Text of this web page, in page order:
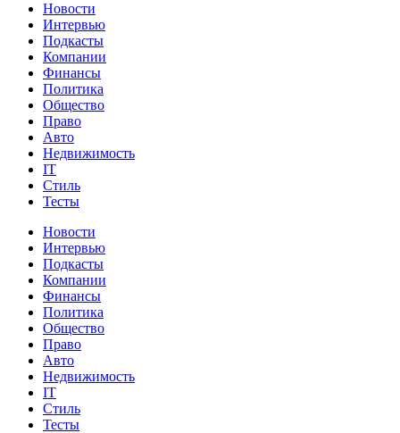
Новости
Интервью
Подкасты
Компании
Финансы
Политика
Общество
Право
Авто
Недвижимость
IT
Стиль
Тесты
Новости
Интервью
Подкасты
Компании
Финансы
Политика
Общество
Право
Авто
Недвижимость
IT
Стиль
Тесты